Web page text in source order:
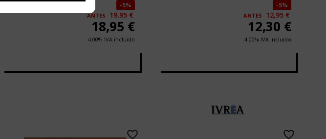
5%
ANTES 19,95 €
18,95 €
4.00% IVA incluido
5%
ANTES 12,95 €
12,30 €
4.00% IVA incluido